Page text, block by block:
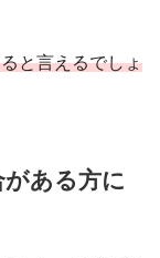
と言えるでしょ
ある方に